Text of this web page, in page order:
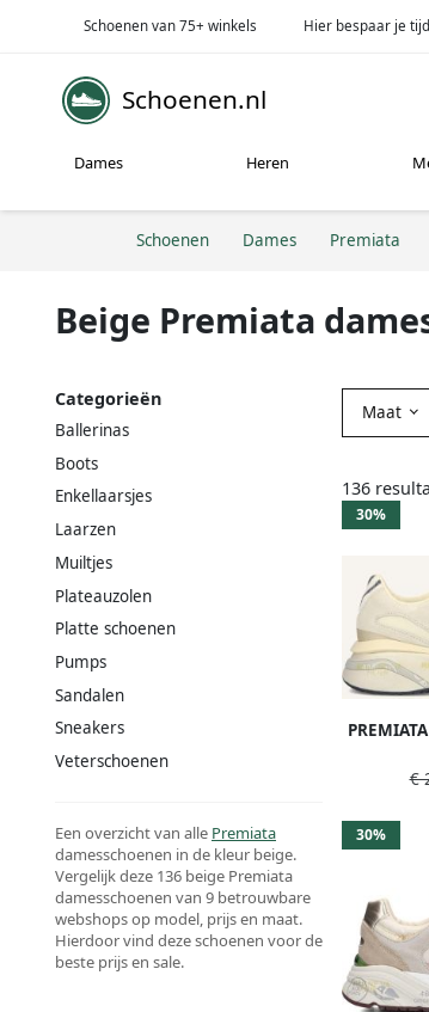
Schoenen van 75+ winkels Hier bespaar je
Schoenen.nl
Dames Heren
Schoenen Dames Premiata
Beige Premiata
Categorieën
Ballerinas
Boots
Enkellaarsjes
Laarzen
Muiltjes
Plateauzolen
Platte schoenen
Pumps
Sandalen
Sneakers
Veterschoenen
Een overzicht van alle Premiata
damesschoenen in de kleur beige.
Vergelijk deze 136 beige Premiata
damesschoenen van 9 betrouwbare
webshops op model, prijs en maat.
Hierdoor vind deze schoenen voor de
beste prijs en sale.
Maat
136
30%
€
30%